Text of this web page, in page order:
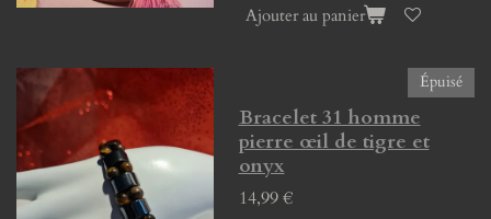
Ajouter au panier
Épuisé
Bracelet 31 homme
pierre œil de tigre et
onyx
14,99 €